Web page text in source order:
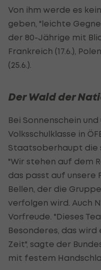
Von ihm werde es
geben, "leichte
der 80-Jährige mit
Frankreich (17.6.),
(25.6.).
Der Wald der
Bei Sonnenschein
Volksschulklasse in
Staatsoberhaupt die
"Wir stehen auf dem
das passt auf unsere
Bellen, der die
verfolgen wird. Auch
Vorfreude. "Dieses
Besonderes, das
Zeit", sagte der
mit festem